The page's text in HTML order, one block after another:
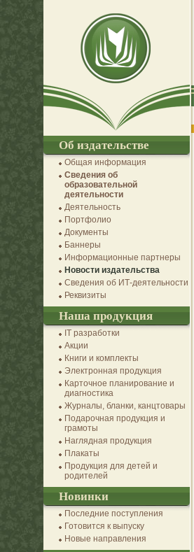
Об издательстве
Общая информация
Сведения об
образовательной
деятельности
Деятельность
Портфолио
Документы
Баннеры
Информационные партнеры
Новости издательства
Сведения об ИТ-деятельности
Реквизиты
Наша продукция
IT разработки
Акции
Книги и комплекты
Электронная продукция
Карточное планирование и
диагностика
Журналы, бланки, канцтовары
Подарочная продукция и
грамоты
Наглядная продукция
Плакаты
Продукция для детей и
родителей
Новинки
Последние поступления
Готовится к выпуску
Новые направления